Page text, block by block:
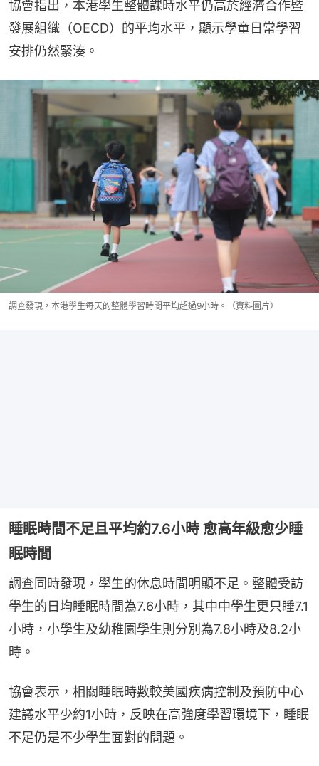
協會指出，本港學生整體課時水平仍高於經濟合作暨
發展組織（OECD）的平均水平，顯示學童日常學習
安排仍然緊湊。
調查發現，本港學生每天的整體學習時間平均超過9小時。（資料圖片）
睡眠時間不足且平均約7.6小時 愈高年級愈少睡
眠時間
調查同時發現，學生的休息時間明顯不足。整體受訪
學生的日均睡眠時間為7.6小時，其中中學生更只睡7.1
小時，小學生及幼稚園學生則分別為7.8小時及8.2小
時。
協會表示，相關睡眠時數較美國疾病控制及預防中心
建議水平少約1小時，反映在高強度學習環境下，睡眠
不足仍是不少學生面對的問題。